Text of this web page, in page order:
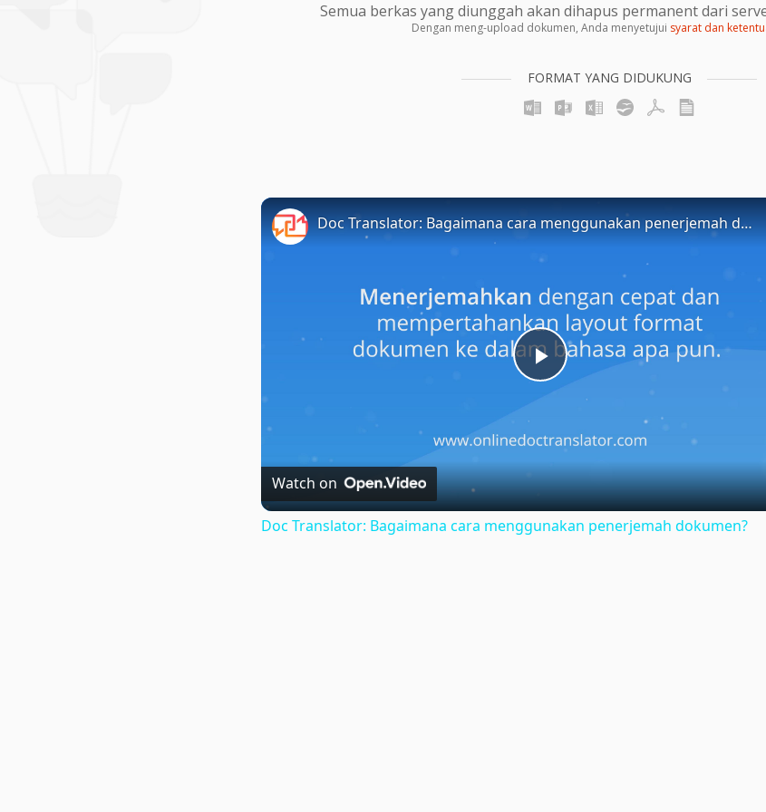
Semua berkas yang diunggah akan dihapus permanent dari
Dengan meng-upload dokumen, Anda menyetujui syarat dan
FORMAT YANG DIDUKUNG
Play
Video
Doc Translator: Bagaimana cara menggunakan penerjemah dokumen?
Watch on
Doc Translator: Bagaimana cara menggunakan penerjemah dokumen?